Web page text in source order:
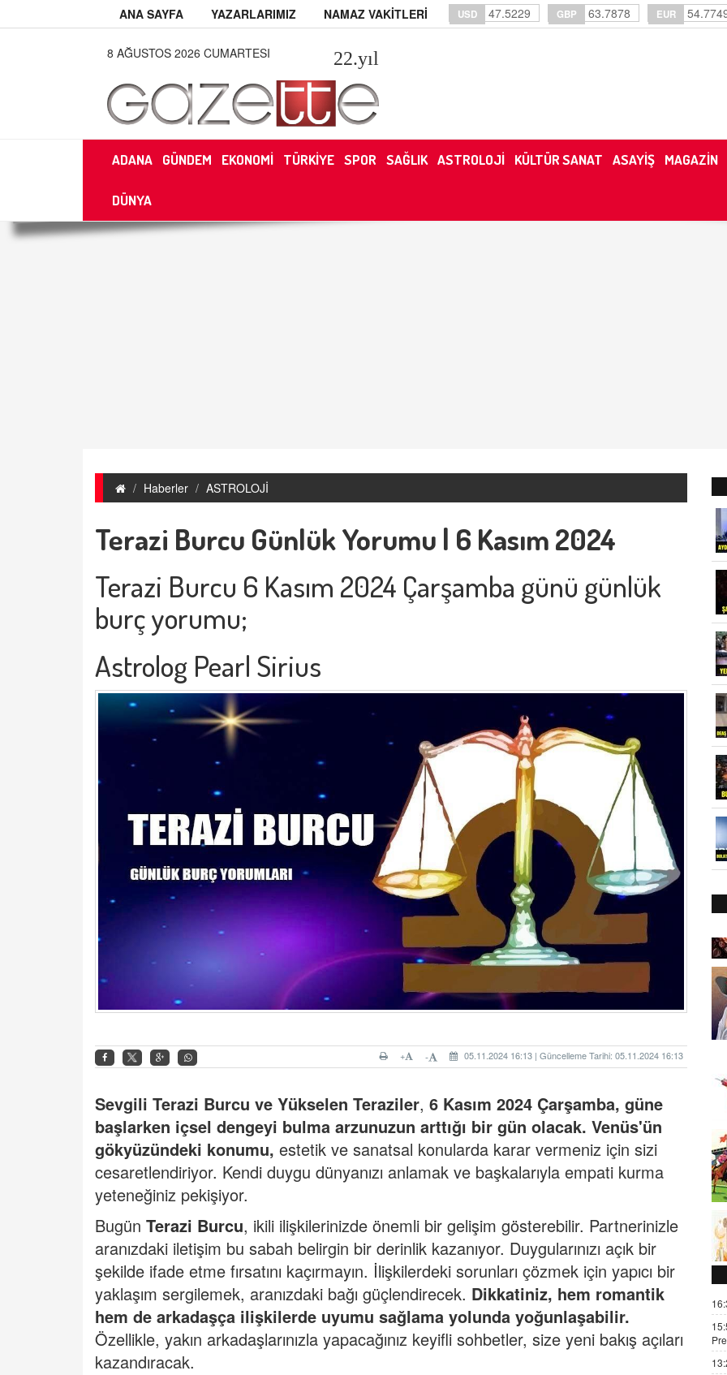
ANA SAYFA YAZARLARIMIZ NAMAZ VAKİTLERİ USD 47.5229 GBP 63.7878 EUR
8 AĞUSTOS 2026 CUMARTESI 22.yıl
ADANA GÜNDEM EKONOMİ TÜRKİYE SPOR SAĞLIK ASTROLOJİ KÜLTÜR SANAT ASAYİŞ MAGAZİN
DÜNYA
Haberler ASTROLOJİ
Terazi Burcu Günlük Yorumu | 6 Kasım 2024
Terazi Burcu 6 Kasım 2024 Çarşamba günü günlük
burç yorumu;
Astrolog Pearl Sirius
05.11.2024 16:13 | Güncelleme Tarihi: 05.11.2024 16:13
-
+
Sevgili Terazi Burcu ve Yükselen Teraziler, 6 Kasım 2024 Çarşamba, güne
başlarken içsel dengeyi bulma arzunuzun arttığı bir gün olacak. Venüs'ün
gökyüzündeki konumu, estetik ve sanatsal konularda karar vermeniz için sizi
cesaretlendiriyor. Kendi duygu dünyanızı anlamak ve başkalarıyla empati kurma
yeteneğiniz pekişiyor.
Bugün Terazi Burcu, ikili ilişkilerinizde önemli bir gelişim gösterebilir. Partnerinizle
aranızdaki iletişim bu sabah belirgin bir derinlik kazanıyor. Duygularınızı açık bir
şekilde ifade etme fırsatını kaçırmayın. İlişkilerdeki sorunları çözmek için yapıcı bir
yaklaşım sergilemek, aranızdaki bağı güçlendirecek. Dikkatiniz, hem romantik
hem de arkadaşça ilişkilerde uyumu sağlama yolunda yoğunlaşabilir.
Özellikle, yakın arkadaşlarınızla yapacağınız keyifli sohbetler, size yeni bakış açıları
kazandıracak.